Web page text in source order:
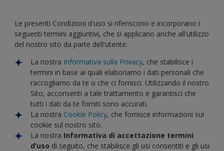
Le presenti Condizioni d'uso si riferiscono e incorporano i
seguenti termini aggiuntivi, che si applicano anche all'utilizzo
del nostro sito da parte dell'utente:
La nostra Informativa sulla Privacy, che stabilisce i
termini in base ai quali elaboriamo i dati personali che
raccogliamo da te o che ci fornisci. Utilizzando il nostro
Sito, acconsenti a tale trattamento e garantisci che
tutti i dati da te forniti sono accurati.
La nostra Cookie Policy, che fornisce informazioni sui
cookie sul nostro sito.
La nostra Informativa di accettazione termini
d’uso di seguito, che stabilisce gli usi consentiti e gli usi